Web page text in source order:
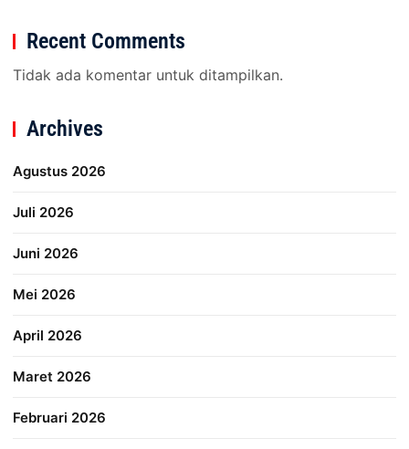
Recent Comments
Tidak ada komentar untuk ditampilkan.
Archives
Agustus 2026
Juli 2026
Juni 2026
Mei 2026
April 2026
Maret 2026
Februari 2026